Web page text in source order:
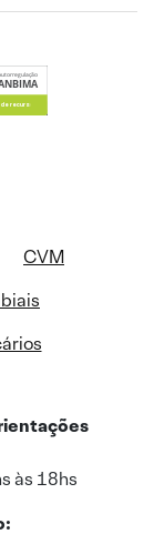
CVM
às 18hs